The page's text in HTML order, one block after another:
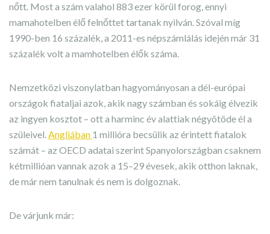
nőtt. Most a szám valahol 883 ezer körül forog, ennyi
mamahotelben élő felnőttet tartanak nyilván. Szóval míg
1990-ben 16 százalék, a 2011-es népszámlálás idején már 31
százalék volt a mamhotelben élők száma.
Nemzetközi viszonylatban hagyományosan a dél-európai
országok fiataljai azok, akik nagy számban és sokáig élvezik
az ingyen kosztot – ott a harminc év alattiak négyötöde él a
szüleivel.Angliában 1 millióra becsülik az érintett fiatalok
számát – az OECD adatai szerint Spanyolországban csaknem
kétmillióan vannak azok a 15–29 évesek, akik otthon laknak,
de már nem tanulnak és nem is dolgoznak.
De várjunk már: